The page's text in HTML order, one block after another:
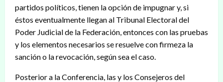
partidos políticos, tienen la opción de impugnar y, si
éstos eventualmente llegan al Tribunal Electoral del
Poder Judicial de la Federación, entonces con las pruebas
y los elementos necesarios se resuelve con firmeza la
sanción o la revocación, según sea el caso.
Posterior a la Conferencia, las y los Consejeros del